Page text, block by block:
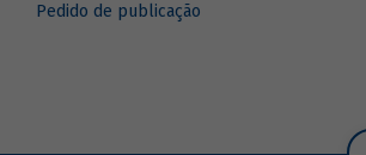
Pedido de publicação